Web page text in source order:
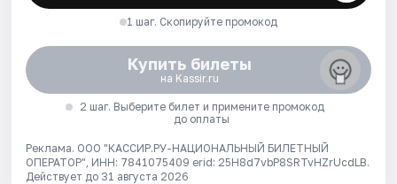
1 шаг. Скопируйте промокод
Купить билеты
на Kassir.ru
2 шаг. Выберите билет и примените промокод
до оплаты
Реклама. ООО "КАССИР.РУ-НАЦИОНАЛЬНЫЙ БИЛЕТНЫЙ
ОПЕРАТОР", ИНН: 7841075409 erid: 25H8d7vbP8SRTvHZrUcdLB.
Действует до 31 августа 2026